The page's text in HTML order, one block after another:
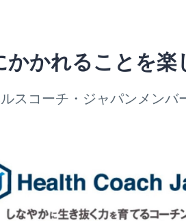
かかれることを楽
スコーチ・ジャパンメンバ